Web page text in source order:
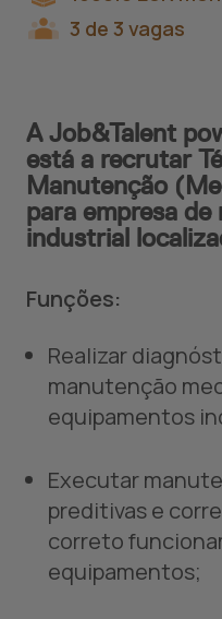
A Job&Talent
está a recrutar
Manutenção
para empresa
industrial
Funções:
Realizar
manutenção
equipamentos
Executar
preditivas e
correto
equipamentos;
3 de 3 vagas